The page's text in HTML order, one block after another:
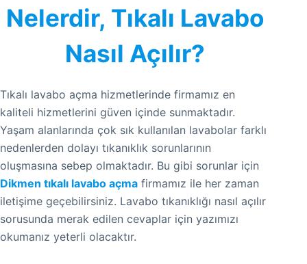
Nelerdir, Tıkalı Lavabo
Nasıl Açılır?
Tıkalı lavabo açma hizmetlerinde firmamız en
kaliteli hizmetlerini güven içinde sunmaktadır.
Yaşam alanlarında çok sık kullanılan lavabolar farklı
nedenlerden dolayı tıkanıklık sorunlarının
oluşmasına sebep olmaktadır. Bu gibi sorunlar için
Dikmen tıkalı lavabo açma firmamız ile her zaman
iletişime geçebilirsiniz. Lavabo tıkanıklığı nasıl açılır
sorusunda merak edilen cevaplar için yazımızı
okumanız yeterli olacaktır.